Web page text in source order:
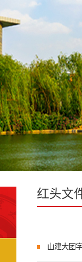
红头文
山建大团